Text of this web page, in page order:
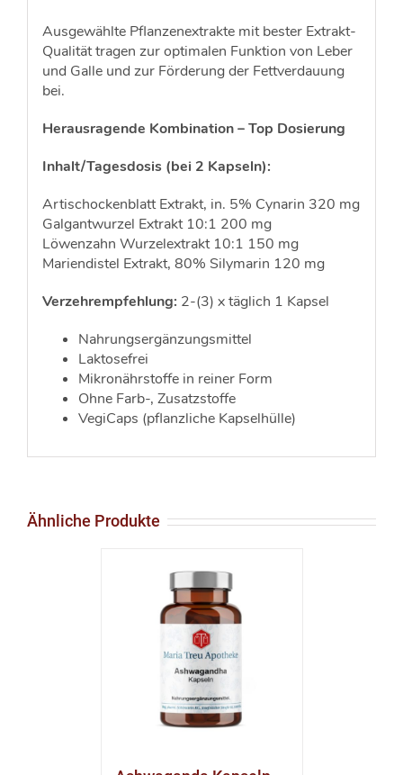
Ausgewählte Pflanzenextrakte mit bester Extrakt-
Qualität tragen zur optimalen Funktion von Leber
und Galle und zur Förderung der Fettverdauung
bei.
Herausragende Kombination – Top Dosierung
Inhalt/Tagesdosis (bei 2 Kapseln):
Artischockenblatt Extrakt, in. 5% Cynarin 320 mg
Galgantwurzel Extrakt 10:1 200 mg
Löwenzahn Wurzelextrakt 10:1 150 mg
Mariendistel Extrakt, 80% Silymarin 120 mg
Verzehrempfehlung: 2-(3) x täglich 1 Kapsel
Nahrungsergänzungsmittel
Laktosefrei
Mikronährstoffe in reiner Form
Ohne Farb-, Zusatzstoffe
VegiCaps (pflanzliche Kapselhülle)
Ähnliche Produkte